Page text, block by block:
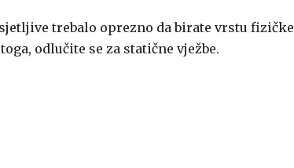
trebalo oprezno da birate vrstu fizičke
odlučite se za statične vježbe.